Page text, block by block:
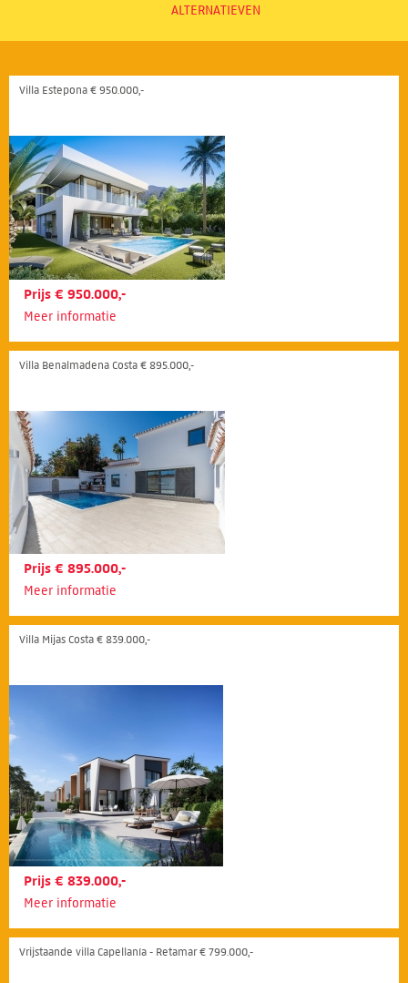
ALTERNATIEVEN
Villa Estepona € 950.000,-
Prijs € 950.000,-
Meer informatie
Villa Benalmadena Costa € 895.000,-
Prijs € 895.000,-
Meer informatie
Villa Mijas Costa € 839.000,-
Prijs € 839.000,-
Meer informatie
Vrijstaande villa Capellanía - Retamar € 799.000,-